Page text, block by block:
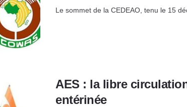
Le sommet de la CEDEAO, tenu le 15
AES : la libre
entérinée